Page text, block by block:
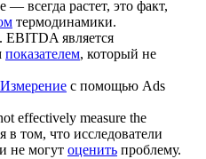
всегда растет, это факт,
термодинамики.
. EBITDA является
показателем, который не
Измерение с помощью Ads
effectively measure the
в том, что исследователи
не могут оценить проблему.